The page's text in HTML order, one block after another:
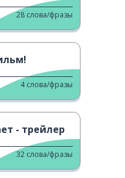
28 слова/фразы
4 слова/фразы
- трейлер
32 слова/фразы